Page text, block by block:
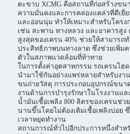
ตะขาบ XCMG คือสถานที่ก่อสร้างข
ความมั่นคงและการคล่องแคล่วที่ดีเยี่
และอ่อนนุ่ม ทำให้เหมาะสำหรับโครง
เช่น สะพาน ทางหลวง และอาคารสูง
สูงสุดของเครน 40% ช่วยให้สามารถ
ประสิทธิภาพบนทางลาด ซึ่งช่วยเพิ่ม
ตัวในสภาพแวดล้อมที่ท้าทาย
ในการตั้งค่าอุตสาหกรรม รถเครนไ
นำมาใช้กันอย่างแพร่หลายสำหรับงา
ขนถ่ายวัสดุ การประกอบอุปกรณ์ขนา
งานด้านการบำรุงรักษาในโรงงานแล
น้ำมันเชื้อเพลิง 800 ลิตรของเครนช่ว
นานขึ้นโดยไม่ต้องเติมเชื้อเพลิงบ่อย
เวลาหยุดทำงาน
สถานการณ์ทั่วไปอีกประการหนึ่งสำห